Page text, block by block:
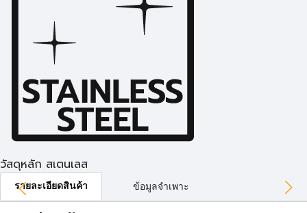
วัสดุหลัก สเตนเลส
รายละเอียดสินค้า ข้อมูลจำเพาะ